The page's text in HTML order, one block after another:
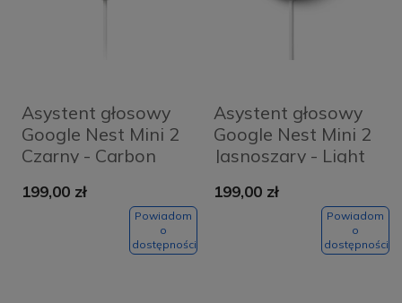
Asystent głosowy
Google Nest Mini 2
Czarny - Carbon
199,00 zł
Powiadom
o
dostępności
Asystent głosowy
Google Nest Mini 2
Jasnoszary - Light
199,00 zł
Powiadom
o
dostępności